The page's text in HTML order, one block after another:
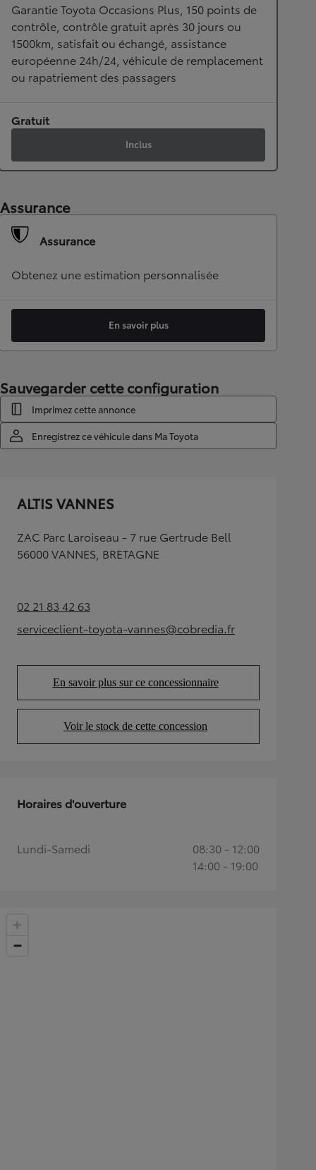
Garantie Toyota Occasions Plus, 150 points de
contrôle, contrôle gratuit après 30 jours ou
1500km, satisfait ou échangé, assistance
européenne 24h/24, véhicule de remplacement
ou rapatriement des passagers
Gratuit
Inclus
Assurance
Assurance
Obtenez une estimation personnalisée
En savoir plus
Sauvegarder cette configuration
Imprimez cette annonce
Enregistrez ce véhicule dans Ma Toyota
ALTIS VANNES
ZAC Parc Laroiseau - 7 rue Gertrude Bell
56000 VANNES, BRETAGNE
02 21 83 42 63(Opens in new tab)
serviceclient-toyota-vannes@cobredia.fr
(Opens in new tab)
En savoir plus sur ce concessionnaire
(Opens in new tab)
Voir le stock de cette concession
(Opens in new tab)
Horaires d'ouverture
Lundi-Samedi
08:30 - 12:00
14:00 - 19:00